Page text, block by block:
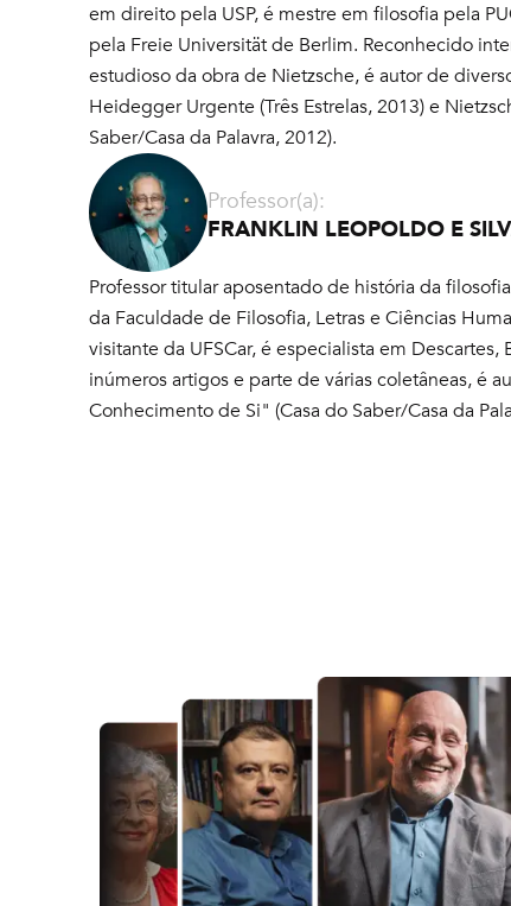
em direito pela USP, é mestre em filosofia pela
pela Freie Universität de Berlim. Reconhecido
estudioso da obra de Nietzsche, é autor de
Heidegger Urgente (Três Estrelas, 2013) e
Saber/Casa da Palavra, 2012).
Professor(a):
FRANKLIN LEOPOLDO E
Professor titular aposentado de história da
da Faculdade de Filosofia, Letras e Ciências
visitante da UFSCar, é especialista em Descartes,
inúmeros artigos e parte de várias coletâneas, é
Conhecimento de Si" (Casa do Saber/Casa da